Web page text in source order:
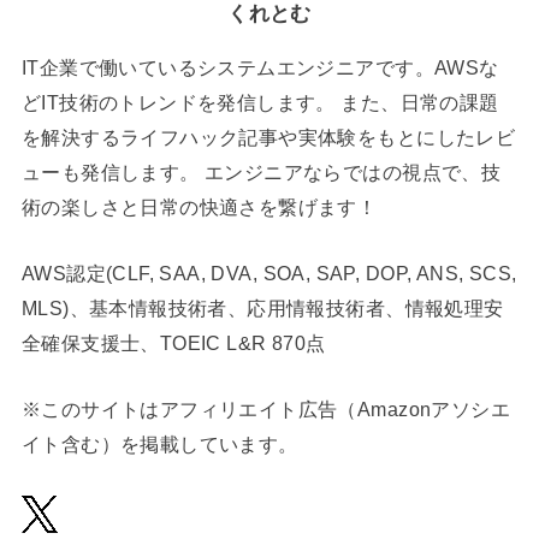
くれとむ
IT企業で働いているシステムエンジニアです。AWSな
どIT技術のトレンドを発信します。 また、日常の課題
を解決するライフハック記事や実体験をもとにしたレビ
ューも発信します。 エンジニアならではの視点で、技
術の楽しさと日常の快適さを繋げます！
AWS認定(CLF, SAA, DVA, SOA, SAP, DOP, ANS, SCS,
MLS)、基本情報技術者、応用情報技術者、情報処理安
全確保支援士、TOEIC L&R 870点
※このサイトはアフィリエイト広告（Amazonアソシエ
イト含む）を掲載しています。